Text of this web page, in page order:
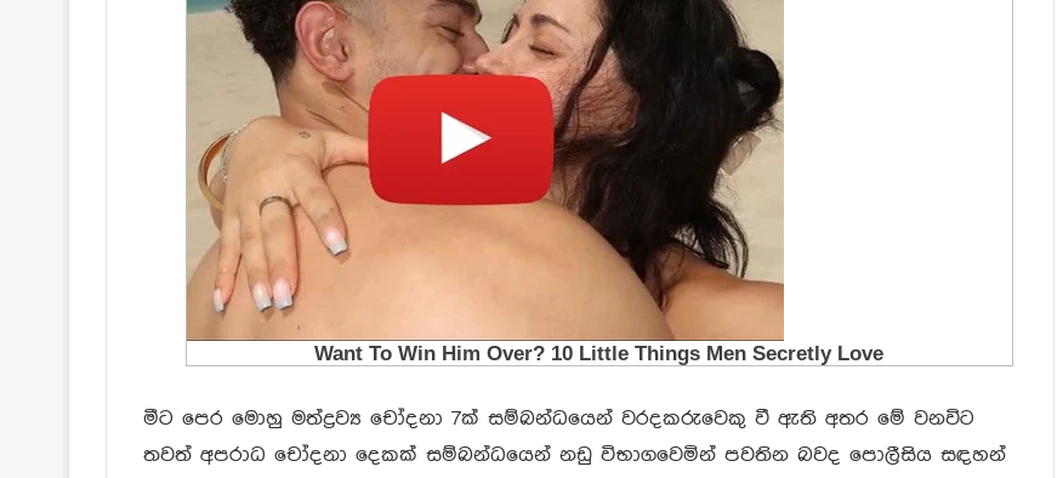
මීට පෙර මොහු මත්ද්‍රව්‍ය චෝදනා 7ක් සම්බන්ධයෙන් වරදකරුවෙකු වී ඇති අතර මේ වනවිට
තවත් අපරාධ චෝදනා දෙකක් සම්බන්ධයෙන් නඩු විභාගවෙමින් පවතින බවද පොලීසිය සඳහන්